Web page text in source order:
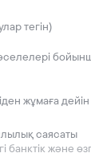
тегін)
жұмаға
және
саясаты